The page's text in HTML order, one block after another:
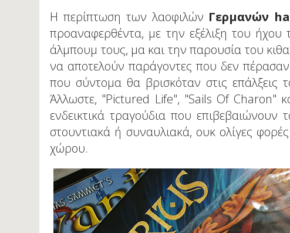
Η περίπτωση των λαοφιλών Γερμανών
προαναφερθέντα, με την εξέλιξη του
άλμπουμ τους, μα και την παρουσία του
να αποτελούν παράγοντες που δεν
που σύντομα θα βρισκόταν στις
Άλλωστε, "Pictured Life", "Sails Of Charon"
ενδεικτικά τραγούδια που επιβεβαιώνουν
στουντιακά ή συναυλιακά, ουκ ολίγες
χώρου.